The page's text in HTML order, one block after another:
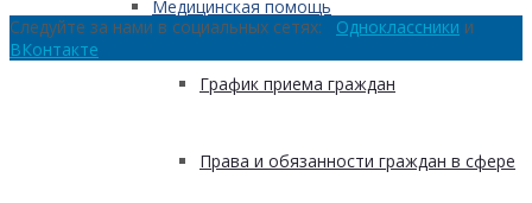
Медицинская помощь
График приема граждан
Права и обязанности граждан в сфере
Следуйте за нами в социальных сетях: Одноклассники и
ВКонтакте